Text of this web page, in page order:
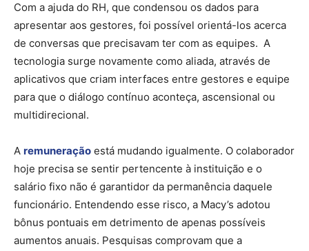
Com a ajuda do RH, que condensou os dados para
apresentar aos gestores, foi possível orientá-los acerca
de conversas que precisavam ter com as equipes. A
tecnologia surge novamente como aliada, através de
aplicativos que criam interfaces entre gestores e equipe
para que o diálogo contínuo aconteça, ascensional ou
multidirecional.
A remuneração está mudando igualmente. O colaborador
hoje precisa se sentir pertencente à instituição e o
salário fixo não é garantidor da permanência daquele
funcionário. Entendendo esse risco, a Macy’s adotou
bônus pontuais em detrimento de apenas possíveis
aumentos anuais. Pesquisas comprovam que a